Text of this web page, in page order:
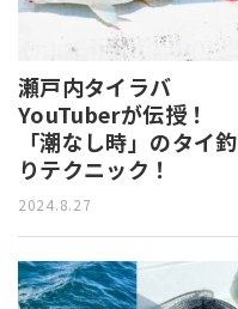
瀬戸内タイラバ
YouTuberが伝授！
「潮なし時」のタイ釣
りテクニック！
2024.8.27